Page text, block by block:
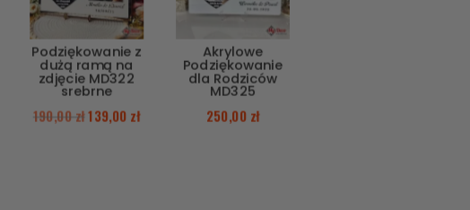
Podziękowanie z
dużą ramą na
zdjęcie MD322
srebrne
190,00 zł139,00 zł
Akrylowe
Podziękowanie
dla Rodziców
MD325
250,00 zł